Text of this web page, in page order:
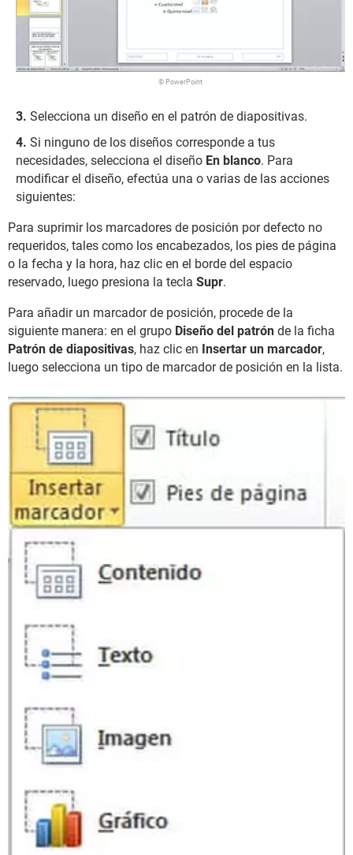
© PowerPoint
Selecciona un diseño en el patrón de diapositivas.
Si ninguno de los diseños corresponde a tus
necesidades, selecciona el diseño En blanco. Para
modificar el diseño, efectúa una o varias de las acciones
siguientes:
Para suprimir los marcadores de posición por defecto no
requeridos, tales como los encabezados, los pies de página
o la fecha y la hora, haz clic en el borde del espacio
reservado, luego presiona la tecla Supr.
Para añadir un marcador de posición, procede de la
siguiente manera: en el grupo Diseño del patrón de la ficha
Patrón de diapositivas, haz clic en Insertar un marcador,
luego selecciona un tipo de marcador de posición en la lista.